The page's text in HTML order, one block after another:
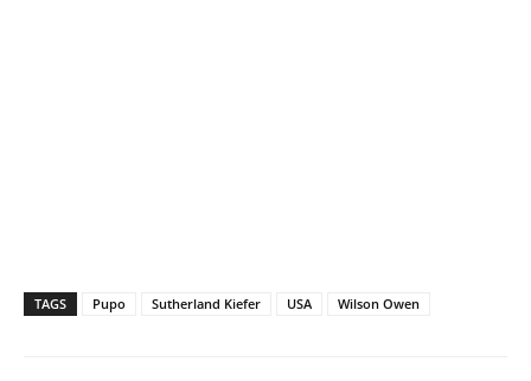
TAGS Pupo Sutherland Kiefer USA Wilson Owen